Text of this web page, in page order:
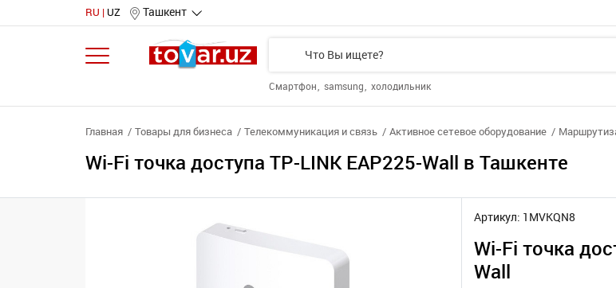
RU UZ Ташкент
Смартфон samsung холодильник
Главная Товары для бизнеса Телекоммуникация и связь Активное сетевое оборудование
Wi-Fi точка доступа TP-LINK EAP225-Wall в Ташкенте
Артикул: 1MVKQN8
Wi-Fi точка
Wall